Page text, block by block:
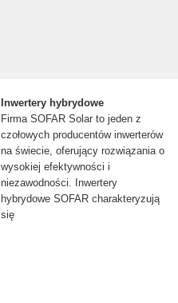
Inwertery hybrydowe
Firma SOFAR Solar to jeden z
czołowych producentów inwerterów
na świecie, oferujący rozwiązania o
wysokiej efektywności i
niezawodności. Inwertery
hybrydowe SOFAR charakteryzują
się